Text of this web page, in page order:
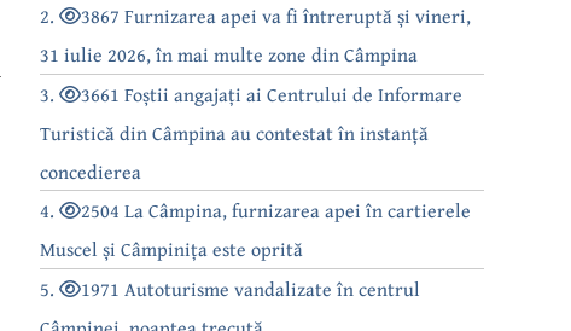
câmpinenilor!”
2.
3867 Furnizarea apei va fi întreruptă și vineri,
31 iulie 2026, în mai multe zone din Câmpina
3.
3661 Foștii angajați ai Centrului de Informare
Turistică din Câmpina au contestat în instanță
concedierea
4.
2504 La Câmpina, furnizarea apei în cartierele
Muscel și Câmpinița este oprită
5.
1971 Autoturisme vandalizate în centrul